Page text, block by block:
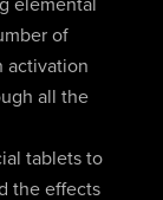
elemental
of
activation
all the
tablets to
the effects